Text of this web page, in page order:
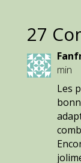
27
min
Les